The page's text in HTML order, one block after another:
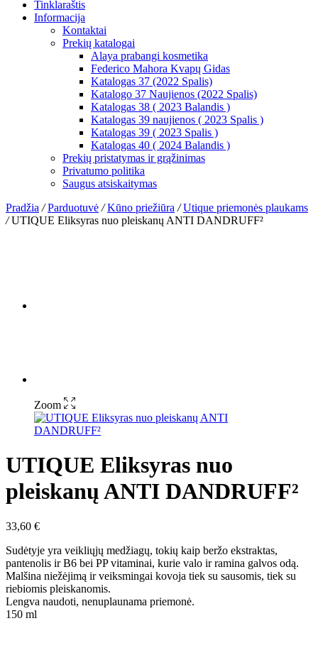
Tinklaraštis
Informacija
Kontaktai
Prekių katalogai
Alaya prabangi kosmetika
Federico Mahora Kvapų Gidas
Katalogas 37 (2022 Spalis)
Katalogo 37 Naujienos (2022 Spalis)
Katalogas 38 ( 2023 Balandis )
Katalogas 39 naujienos ( 2023 Spalis )
Katalogas 39 ( 2023 Spalis )
Katalogas 40 ( 2024 Balandis )
Prekių pristatymas ir grąžinimas
Privatumo politika
Saugus atsiskaitymas
Pradžia / Parduotuvė / Kūno priežiūra / Utique priemonės plaukams
/UTIQUE Eliksyras nuo pleiskanų ANTI DANDRUFF²
Zoom
UTIQUE Eliksyras nuo
pleiskanų ANTI DANDRUFF²
33,60 €
Sudėtyje yra veikliųjų medžiagų, tokių kaip beržo ekstraktas,
pantenolis ir B6 bei PP vitaminai, kurie valo ir ramina galvos odą.
Malšina niežėjimą ir veiksmingai kovoja tiek su sausomis, tiek su
riebiomis pleiskanomis.
Lengva naudoti, nenuplaunama priemonė.
150 ml